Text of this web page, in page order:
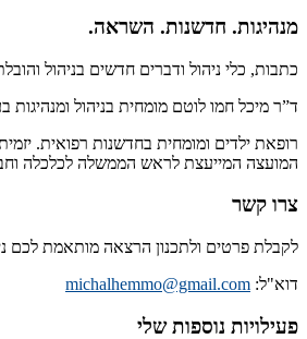
מנהיגות. חדשנות. השראה.
כתבות, כלי ניהול ודברים חדשים בניהול
ד”ר מיכל חמו לוטם מומחית בניהול
רופאת ילדים ומומחית בחדשנות רפואית.
המועצה המייעצת לראש הממשלה לכלכלה
צרו קשר
לקבלת פרטים ולתכנון הרצאה מותאמת לכם
דוא"ל: michalhemmo@gmail.com
פעילויות נוספות שלי